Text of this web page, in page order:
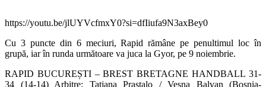
https://youtu.be/jlUYVcfmxY0?si=dfIiufa9N3axBey0
Cu 3 puncte din 6 meciuri, Rapid rămâne pe penultimul loc în
grupă, iar în runda următoare va juca la Gyor, pe 9 noiembrie.
RAPID BUCUREȘTI – BREST BRETAGNE HANDBALL 31-
34 (14-14) Arbitre: Tatjana Prastalo / Vesna Balvan (Bosnia-